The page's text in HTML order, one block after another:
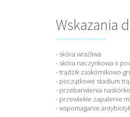
Wskazania
- skóra wrażliwa
- skóra naczynkowa o
- trądzik zaskórnikowo-
- początkowe stadium
- przebarwienia
- przewlekłe zapalenie
- wspomaganie